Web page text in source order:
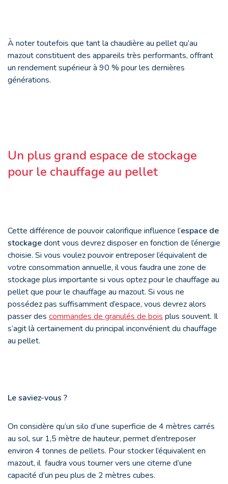
À noter toutefois que tant la chaudière au pellet qu’au
mazout constituent des appareils très performants, offrant
un rendement supérieur à 90 % pour les dernières
générations.
Un plus grand espace de stockage
pour le chauffage au pellet
Cette différence de pouvoir calorifique influence l’espace de
stockagedont vous devrez disposer en fonction de l’énergie
choisie. Si vous voulez pouvoir entreposer l’équivalent de
votre consommation annuelle, il vous faudra une zone de
stockage plus importante si vous optez pour le chauffage au
pellet que pour le chauffage au mazout. Si vous ne
possédez pas suffisamment d’espace, vous devrez alors
passer des commandes de granulés de bois plus souvent. Il
s’agit là certainement du principal inconvénient du chauffage
au pellet.
Le saviez-vous ?
On considère qu’un silo d’une superficie de 4 mètres carrés
au sol, sur 1,5 mètre de hauteur, permet d’entreposer
environ 4 tonnes de pellets. Pour stocker l’équivalent en
mazout, il faudra vous tourner vers une citerne d’une
capacité d’un peu plus de 2 mètres cubes.